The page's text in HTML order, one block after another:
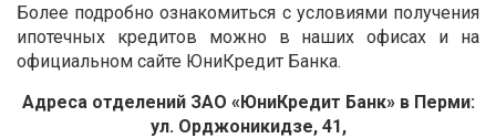
Более подробно ознакомиться с условиями получения
ипотечных кредитов можно в наших офисах и на
официальном сайте ЮниКредит Банка.
Адреса отделений ЗАО «ЮниКредит Банк» в Перми:
ул. Орджоникидзе, 41,